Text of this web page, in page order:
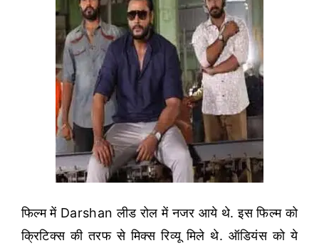
फिल्म में Darshan लीड रोल में नजर आये थे. इस फिल्म को
क्रिटिक्स की तरफ से मिक्स रिव्यू मिले थे. ऑडियंस को ये